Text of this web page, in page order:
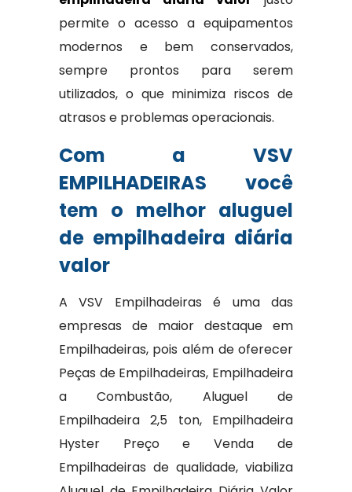
permite o acesso a equipamentos
modernos e bem conservados,
sempre prontos para serem
utilizados, o que minimiza riscos de
atrasos e problemas operacionais.
Com a VSV
EMPILHADEIRAS você
tem o melhor aluguel
de empilhadeira diária
valor
A VSV Empilhadeiras é uma das
empresas de maior destaque em
Empilhadeiras, pois além de oferecer
Peças de Empilhadeiras, Empilhadeira
a Combustão, Aluguel de
Empilhadeira 2,5 ton, Empilhadeira
Hyster Preço e Venda de
Empilhadeiras de qualidade, viabiliza